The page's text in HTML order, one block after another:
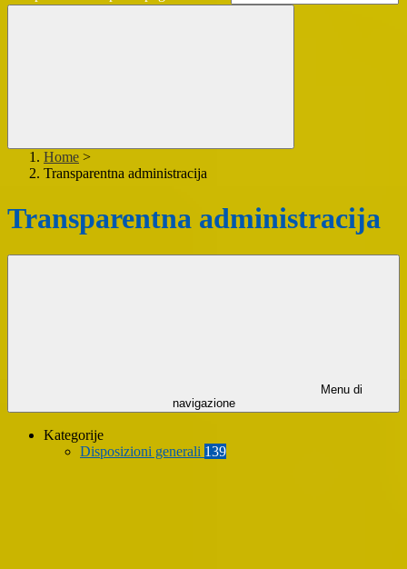
Home >
Transparentna administracija
Transparentna administracija
Menu di
navigazione
Kategorije
Disposizioni generali 139